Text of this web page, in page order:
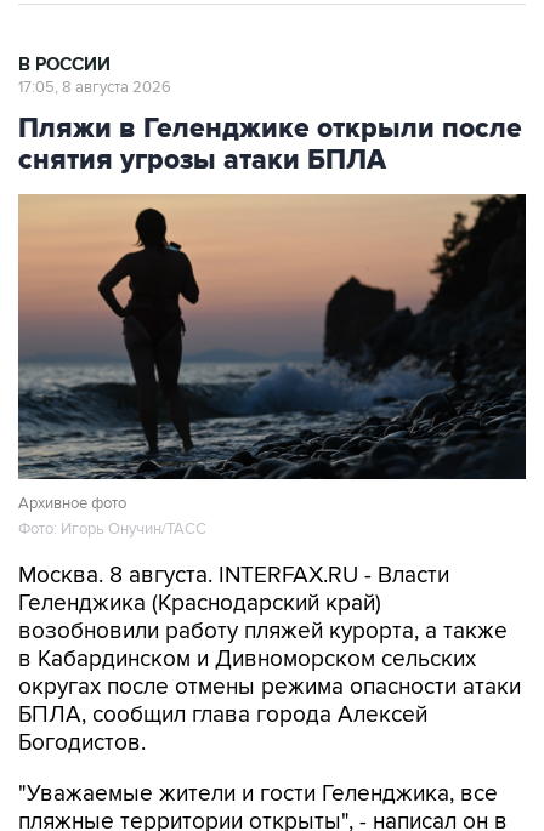
В РОССИИ
17:05, 8 августа 2026
Пляжи в Геленджике открыли после
снятия угрозы атаки БПЛА
Архивное фото
Фото: Игорь Онучин/ТАСС
Москва. 8 августа. INTERFAX.RU - Власти
Геленджика (Краснодарский край)
возобновили работу пляжей курорта, а также
в Кабардинском и Дивноморском сельских
округах после отмены режима опасности атаки
БПЛА, сообщил глава города Алексей
Богодистов.
"Уважаемые жители и гости Геленджика, все
пляжные территории открыты", - написал он в